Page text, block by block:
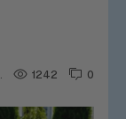
0
1242